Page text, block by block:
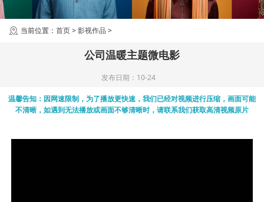
当前位置： 首页>影视作品 >
公司温暖主题微电影
发布日期：10-24
温馨告知：因网速限制，为了播放更快速，我们已经对视频进行压缩，画面可能
不清晰，如遇到无法播放或画面不够清晰时，请联系我们获取高清视频原片